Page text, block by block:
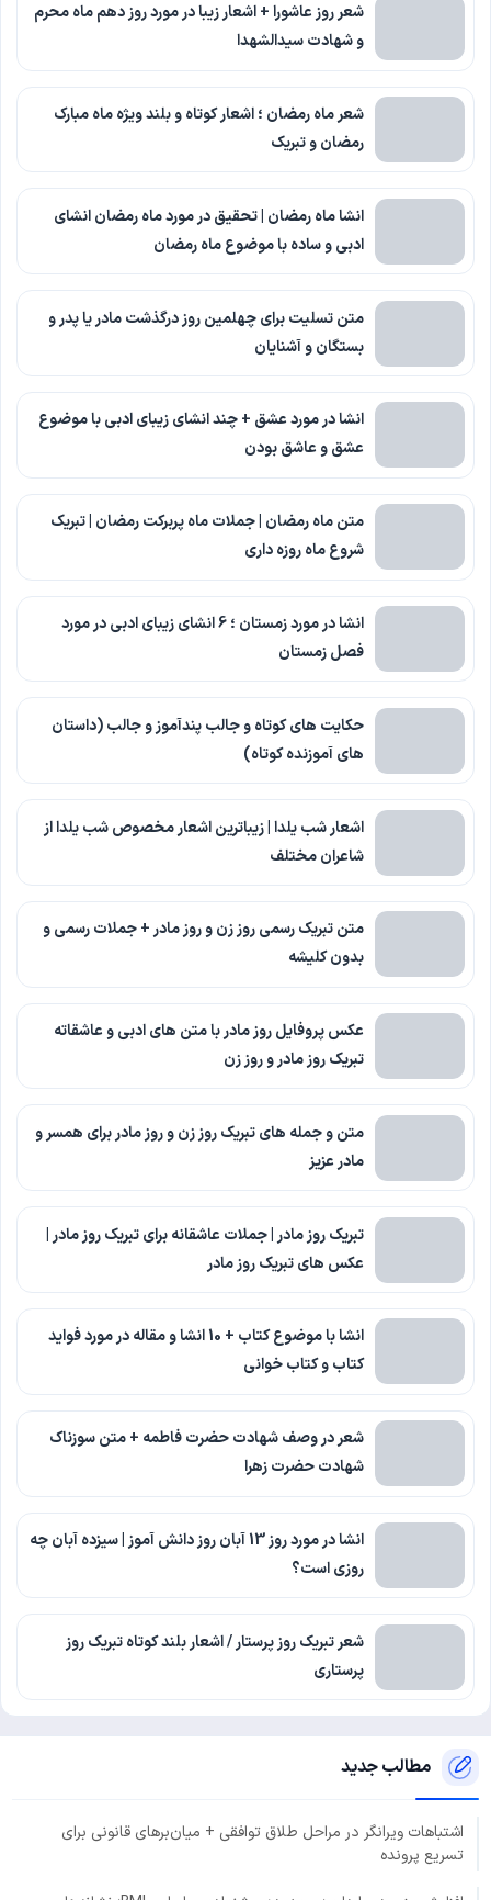
شعر روز عاشورا + اشعار زیبا در مورد روز دهم ماه محرم
و شهادت سیدالشهدا
شعر ماه رمضان ؛ اشعار کوتاه و بلند ویژه ماه مبارک
رمضان و تبریک
انشا ماه رمضان | تحقیق در مورد ماه رمضان انشای
ادبی و ساده با موضوع ماه رمضان
متن تسلیت برای چهلمین روز درگذشت مادر یا پدر و
بستگان و آشنایان
انشا در مورد عشق + چند انشای زیبای ادبی با موضوع
عشق و عاشق بودن
متن ماه رمضان | جملات ماه پربرکت رمضان | تبریک
شروع ماه روزه داری
انشا در مورد زمستان ؛ 6 انشای زیبای ادبی در مورد
فصل زمستان
حکایت های کوتاه و جالب پندآموز و جالب (داستان
های آموزنده کوتاه)
اشعار شب یلدا | زیباترین اشعار مخصوص شب یلدا از
شاعران مختلف
متن تبریک رسمی روز زن و روز مادر + جملات رسمی و
بدون کلیشه
عکس پروفایل روز مادر با متن های ادبی و عاشقاته
تبریک روز مادر و روز زن
متن و جمله های تبریک روز زن و روز مادر برای همسر و
مادر عزیز
تبریک روز مادر | جملات عاشقانه برای تبریک روز مادر |
عکس های تبریک روز مادر
انشا با موضوع کتاب + 10 انشا و مقاله در مورد فواید
کتاب و کتاب خوانی
شعر در وصف شهادت حضرت فاطمه + متن سوزناک
شهادت حضرت زهرا
انشا در مورد روز 13 آبان روز دانش آموز | سیزده آبان چه
روزی است؟
شعر تبریک روز پرستار / اشعار بلند کوتاه تبریک روز
پرستاری
مطالب جدید
اشتباهات ویرانگر در مراحل طلاق توافقی + میان‌برهای قانونی برای
تسریع پرونده